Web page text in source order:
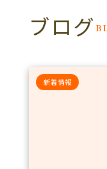
ブログ
新着情報